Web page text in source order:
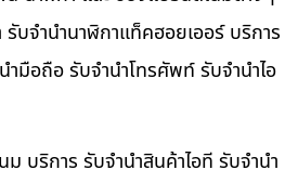
บจำนำนาฬิกาแท็คฮอยเออร์ บริการ
ำมือถือ รับจำนำโทรศัพท์ รับจำนำไอ
ม บริการ รับจำนำสินค้าไอที รับจำนำ